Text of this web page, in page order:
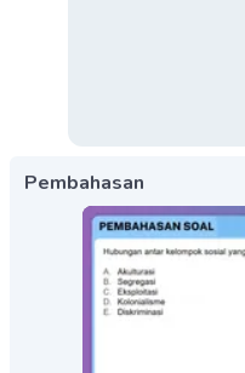
Pembahasan